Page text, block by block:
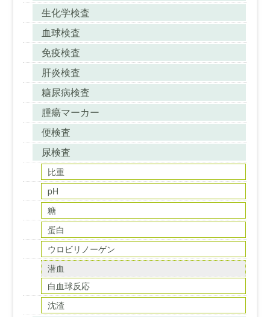
生化学検査
血球検査
免疫検査
肝炎検査
糖尿病検査
腫瘍マーカー
便検査
尿検査
比重
pH
糖
蛋白
ウロビリノーゲン
潜血
白血球反応
沈渣